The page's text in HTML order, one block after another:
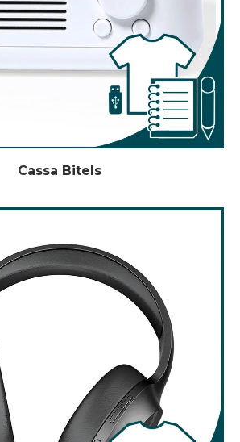
Cassa Bitels